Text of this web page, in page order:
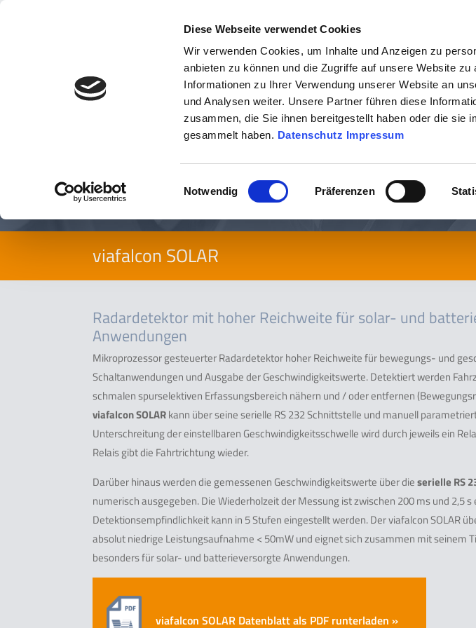
Diese Webseite verwendet Cookies
Wir verwenden Cookies, um Inhalte und Anzeigen zu
anbieten zu können und die Zugriffe auf unsere Website
Informationen zu Ihrer Verwendung unserer Website an
und Analysen weiter. Unsere Partner führen diese
zusammen, die Sie ihnen bereitgestellt haben oder die sie
gesammelt haben. Datenschutz Impressum
Einwilligungsauswahl
Notwendig Präferenzen
Sie befinden sich hier:Produkte»Radardetektoren - viafalcon»viafalcon SOLAR
Fahrzeugbewegungen erfassen und
messen
viafalcon SOLAR
Radardetektor mit hoher Reichweite für solar- und
Anwendungen
Mikroprozessor gesteuerter Radardetektor hoher Reichweite für bewegungs- und
Schaltanwendungen und Ausgabe der Geschwindigkeitswerte. Detektiert werden
schmalen spurselektiven Erfassungsbereich nähern und / oder entfernen
viafalcon SOLARkann über seine serielle RS 232 Schnittstelle und manuell
Unterschreitung der einstellbaren Geschwindigkeitsschwelle wird durch jeweils ein
Relais gibt die Fahrtrichtung wieder.
Darüber hinaus werden die gemessenen Geschwindigkeitswerte über dieserielle RS
numerisch ausgegeben. Die Wiederholzeit der Messung ist zwischen 200 ms und 2,5 s
Detektionsempfindlichkeit kann in 5 Stufen eingestellt werden. Der viafalcon SOLAR
absolut niedrige Leistungsaufnahme < 50mW und eignet sich zusammen mit seinem
besonders für solar- und batterieversorgte Anwendungen.
viafalcon SOLAR Datenblatt als PDF runterladen »